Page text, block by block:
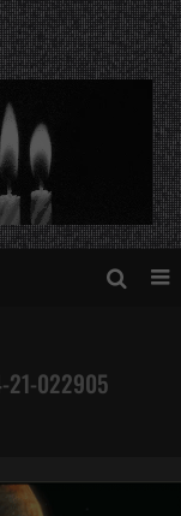
21-022905